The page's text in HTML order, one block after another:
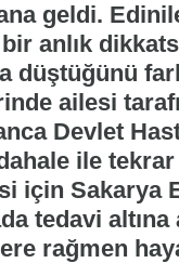
geldi.
bir anlık
düştüğünü
ailesi
Devlet
ile
için Sakarya
tedavi altına
rağmen